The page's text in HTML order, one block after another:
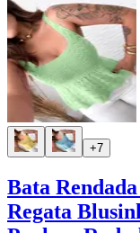
+7
Bata
Regata